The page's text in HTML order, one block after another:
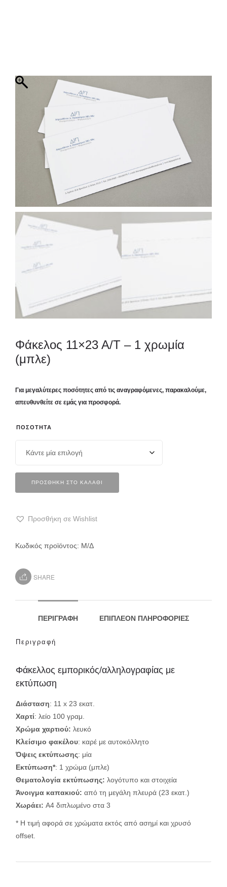
ΠΡΟΣΚΛΗΤΗΡΙΟ
ΕΚΤΥΠΩΣΗ
Φάκελος 11×23 Α/Τ – 1 χρωμία
(μπλε)
Για μεγαλύτερες ποσότητες από τις αναγραφόμενες, παρακαλούμε,
απευθυνθείτε σε εμάς για προσφορά.
ΠΟΣΌΤΗΤΑ
ΠΡΟΣΘΉΚΗ ΣΤΟ ΚΑΛΆΘΙ
Προσθήκη σε Wishlist
Κωδικός προϊόντος: Μ/Δ
SHARE
ΠΕΡΙΓΡΑΦΉ ΕΠΙΠΛΈΟΝ ΠΛΗΡΟΦΟΡΊΕΣ
Περιγραφή
Φάκελλος εμπορικός/αλληλογραφίας με
εκτύπωση
Διάσταση: 11 x 23 εκατ.
Χαρτί: λείο 100 γραμ.
Χρώμα χαρτιού: λευκό
Κλείσιμο φακέλου: καρέ με αυτοκόλλητο
Όψεις εκτύπωσης: μία
Εκτύπωση*: 1 χρώμα (μπλε)
Θεματολογία εκτύπωσης: λογότυπο και στοιχεία
Άνοιγμα καπακιού: από τη μεγάλη πλευρά (23 εκατ.)
Χωράει: Α4 διπλωμένο στα 3
* Η τιμή αφορά σε χρώματα εκτός από ασημί και χρυσό
offset.